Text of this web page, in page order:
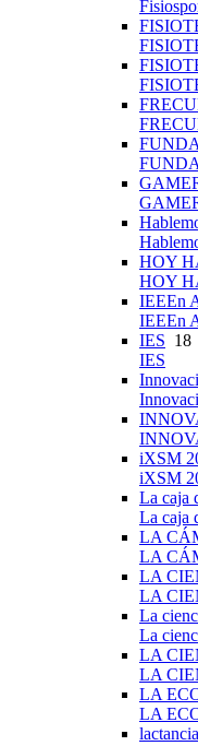
HOY
HOY
IEEEn
IEEEn
IES 18
IES
iXSM
iXSM
La caja
La caja
LA
LA
LA
LA
La
La
LA
LA
LA
LA
lactancia